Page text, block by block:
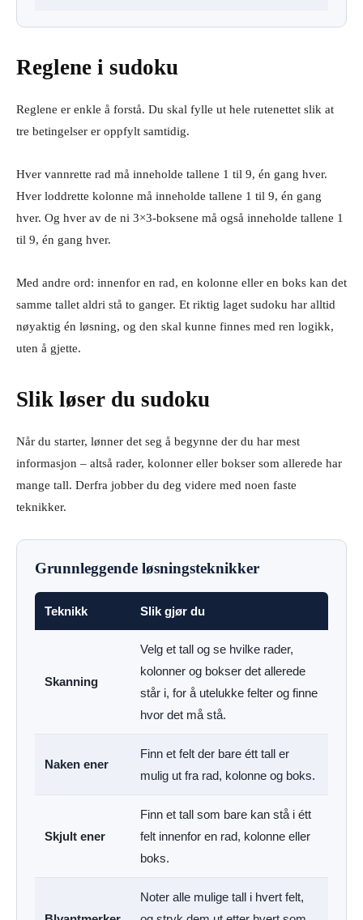
Reglene i sudoku
Reglene er enkle å forstå. Du skal fylle ut hele rutenettet slik at
tre betingelser er oppfylt samtidig.
Hver vannrette rad må inneholde tallene 1 til 9, én gang hver.
Hver loddrette kolonne må inneholde tallene 1 til 9, én gang
hver. Og hver av de ni 3×3-boksene må også inneholde tallene 1
til 9, én gang hver.
Med andre ord: innenfor en rad, en kolonne eller en boks kan det
samme tallet aldri stå to ganger. Et riktig laget sudoku har alltid
nøyaktig én løsning, og den skal kunne finnes med ren logikk,
uten å gjette.
Slik løser du sudoku
Når du starter, lønner det seg å begynne der du har mest
informasjon – altså rader, kolonner eller bokser som allerede har
mange tall. Derfra jobber du deg videre med noen faste
teknikker.
Grunnleggende løsningsteknikker
Teknikk Slik gjør du
Skanning
Velg et tall og se hvilke rader,
kolonner og bokser det allerede
står i, for å utelukke felter og finne
hvor det må stå.
Naken ener
Finn et felt der bare étt tall er
mulig ut fra rad, kolonne og boks.
Skjult ener
Finn et tall som bare kan stå i étt
felt innenfor en rad, kolonne eller
boks.
Noter alle mulige tall i hvert felt,